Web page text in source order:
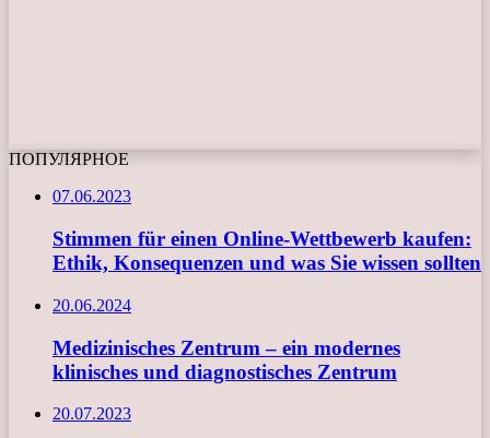
ПОПУЛЯРНОЕ
07.06.2023
Stimmen für einen Online-Wettbewerb kaufen:
Ethik, Konsequenzen und was Sie wissen sollten
20.06.2024
Medizinisches Zentrum – ein modernes
klinisches und diagnostisches Zentrum
20.07.2023